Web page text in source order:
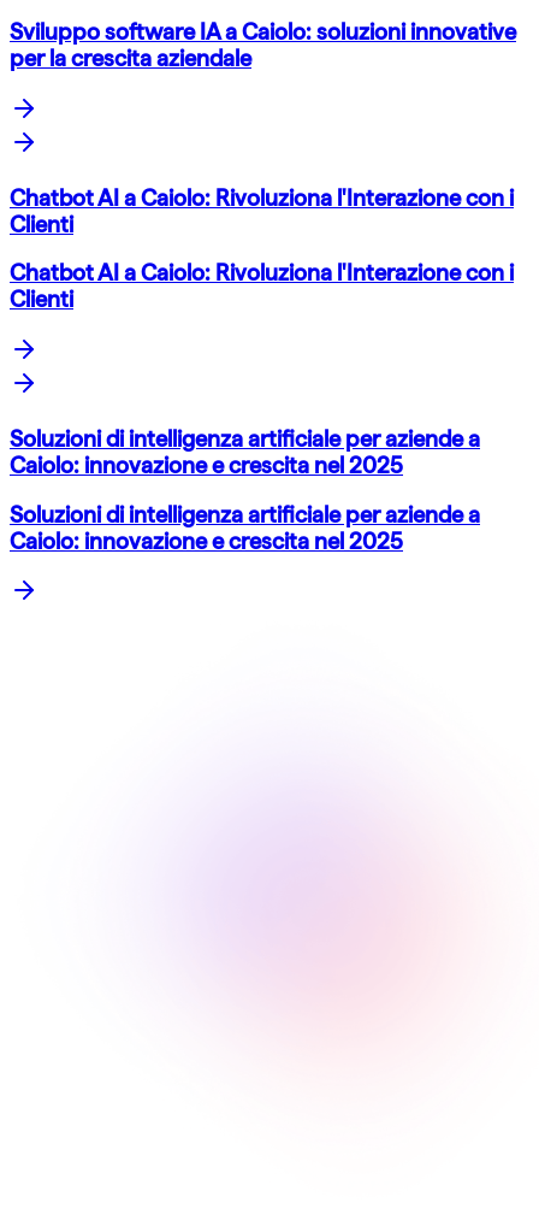
Sviluppo software IA a Caiolo: soluzioni innovative
per la crescita aziendale
Chatbot AI a Caiolo: Rivoluziona l'Interazione con i
Clienti
Chatbot AI a Caiolo: Rivoluziona l'Interazione con i
Clienti
Soluzioni di intelligenza artificiale per aziende a
Caiolo: innovazione e crescita nel 2025
Soluzioni di intelligenza artificiale per aziende a
Caiolo: innovazione e crescita nel 2025